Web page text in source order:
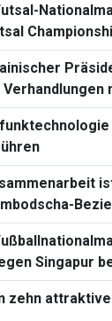
Singapur
2026
zehn